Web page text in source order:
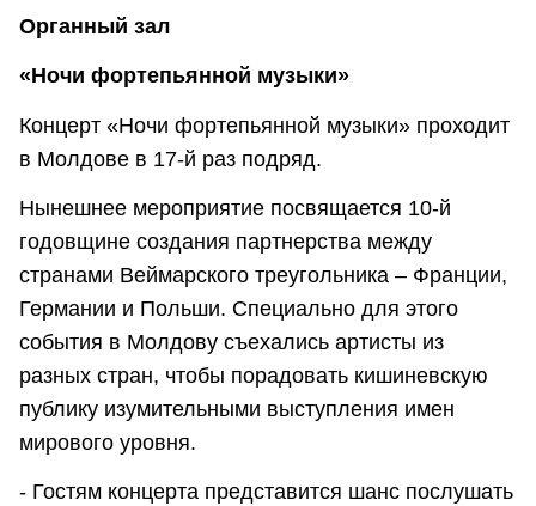
Органный зал
«Ночи фортепьянной музыки»
Концерт «Ночи фортепьянной музыки» проходит
в Молдове в 17-й раз подряд.
Нынешнее мероприятие посвящается 10-й
годовщине создания партнерства между
странами Веймарского треугольника – Франции,
Германии и Польши. Специально для этого
события в Молдову съехались артисты из
разных стран, чтобы порадовать кишиневскую
публику изумительными выступления имен
мирового уровня.
- Гостям концерта представится шанс послушать